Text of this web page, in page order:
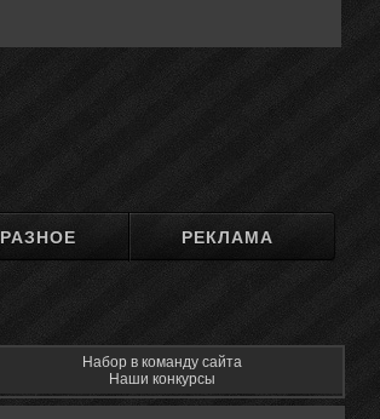
РАЗНОЕ РЕКЛАМА
Набор в команду сайта
Наши конкурсы